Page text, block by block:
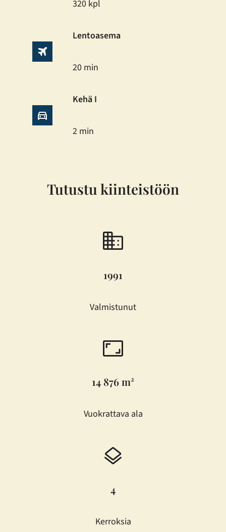
320 kpl
Lentoasema
20 min
Kehä I
2 min
Tutustu kiinteistöön
1991
Valmistunut
14 876 m²
Vuokrattava ala
4
Kerroksia